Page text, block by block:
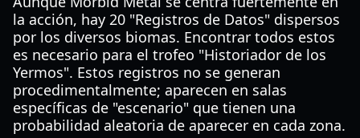
la acción, hay 20 "Registros de Datos" dispersos
por los diversos biomas. Encontrar todos estos
es necesario para el trofeo "Historiador de los
Yermos". Estos registros no se generan
procedimentalmente; aparecen en salas
específicas de "escenario" que tienen una
probabilidad aleatoria de aparecer en cada zona.